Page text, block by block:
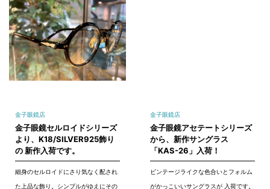
金子眼鏡店
金子眼鏡セルロイドシリーズ
より、K18/SILVER925飾り
の 新作入荷です。
細身のセルロイドにさり気なく配され
た上品な飾り。シンプルがゆえにその
金子眼鏡店
金子眼鏡アセテートシリーズ
から、新作サングラス
「KAS-26」入荷！
ビンテージライクな色合いとフォルム
がかっこいいサングラスが 入荷です。